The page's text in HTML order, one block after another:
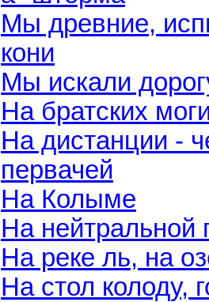
Мы древние,
кони
Мы искали
На братских
На дистанции -
первачей
На Колыме
На нейтральной
На реке ль, на
На стол колоду,